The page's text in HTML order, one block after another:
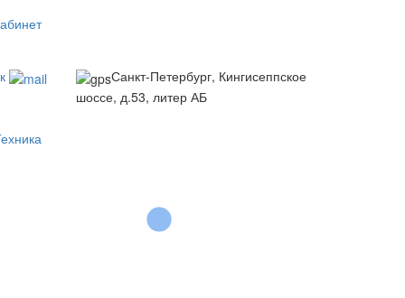
Санкт-Петербург, Кингисеппское
шоссе, д.53, литер АБ